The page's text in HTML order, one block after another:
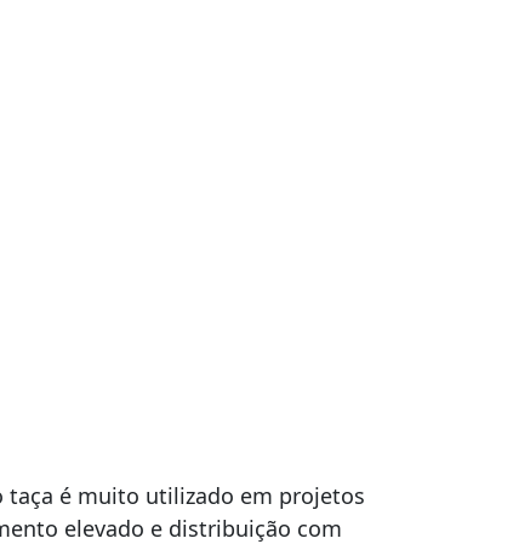
é muito utilizado em projetos
elevado e distribuição com